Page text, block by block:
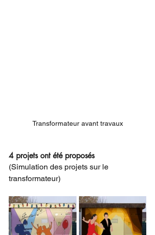
Transformateur avant travaux
4 projets ont été proposés
(Simulation des projets sur le
transformateur)